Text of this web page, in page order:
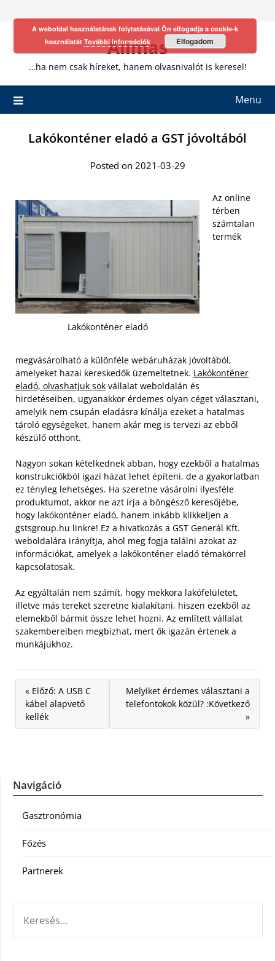
Allmas
…ha nem csak híreket, hanem olvasnivalót is keresel!
Menu
Lakókonténer eladó a GST jóvoltából
Posted on 2021-03-29
Lakókonténer eladó
Az online
térben
számtalan
termék
megvásárolható a különféle webáruházak jóvoltából,
amelyeket hazai kereskedők üzemeltetnek. Lakókonténer
eladó, olvashatjuk sok vállalat weboldalán és
hirdetéseiben, ugyanakkor érdemes olyan céget választani,
amelyik nem csupán eladásra kínálja ezeket a hatalmas
tároló egységeket, hanem akár meg is tervezi az ebből
készülő otthont.
Nagyon sokan kételkednek abban, hogy ezekből a hatalmas
konstrukciókból igazi házat lehet építeni, de a gyakorlatban
ez tényleg lehetséges. Ha szeretne vásárolni ilyesféle
produktumot, akkor ne azt írja a böngésző keresőjébe,
hogy lakókonténer eladó, hanem inkább klikkeljen a
gstsgroup.hu linkre! Ez a hivatkozás a GST Generál Kft.
weboldalára irányítja, ahol meg fogja találni azokat az
információkat, amelyek a lakókonténer eladó témakörrel
kapcsolatosak.
Az egyáltalán nem számít, hogy mekkora lakófelületet,
illetve más tereket szeretne kialakítani, hiszen ezekből az
elemekből bármit össze lehet hozni. Az említett vállalat
szakembereiben megbízhat, mert ők igazán értenek a
munkájukhoz.
« Előző: A USB C
kábel alapvető
kellék
Melyiket érdemes választani a
telefontokok közül? :Következő
»
Navigáció
Gasztronómia
Főzés
Partnerek
A weboldal használatának folytatásával Ön elfogadja a cookie-k
használatát További információk Elfogadom